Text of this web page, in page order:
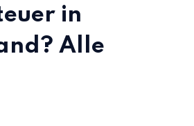
Abonnieren
in
Alle